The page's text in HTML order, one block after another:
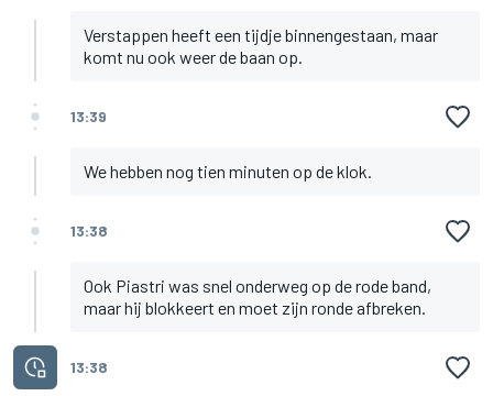
Verstappen heeft een tijdje binnengestaan, maar
komt nu ook weer de baan op.
13:39
We hebben nog tien minuten op de klok.
13:38
Ook Piastri was snel onderweg op de rode band,
maar hij blokkeert en moet zijn ronde afbreken.
13:38